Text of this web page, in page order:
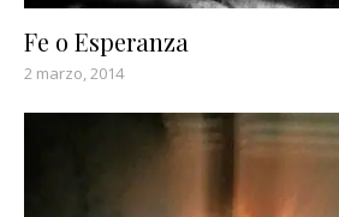
Fe o Esperanza
2 marzo, 2014